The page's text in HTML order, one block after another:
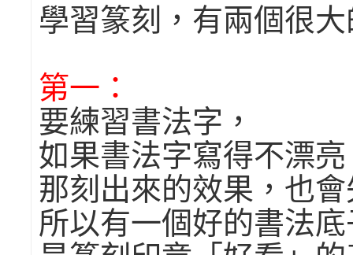
學習篆刻，有兩個很
第一：
要練習書法字，
如果書法字寫得不漂
那刻出來的效果，也
所以有一個好的書法